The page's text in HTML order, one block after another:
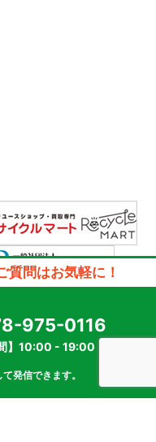
委員会
得者名：株式会社アルプス
者名：株式会社アルプス
reseved.
質問はお気軽に！
975-0116
間】10:00 - 19:00
発信できます。